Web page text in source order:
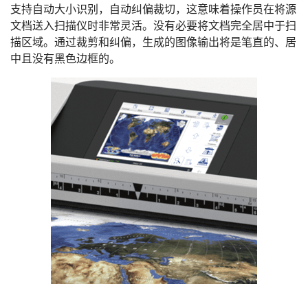
支持自动大小识别，自动纠偏裁切，这意味着操作员在将源
文档送入扫描仪时非常灵活。没有必要将文档完全居中于扫
描区域。通过裁剪和纠偏，生成的图像输出将是笔直的、居
中且没有黑色边框的。